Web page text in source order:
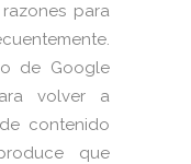
para
de Google
volver a
contenido
que